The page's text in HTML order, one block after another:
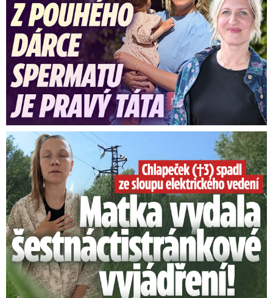
Smrtelný pád chlapce: Matka vydala vyjádření na 16 stran